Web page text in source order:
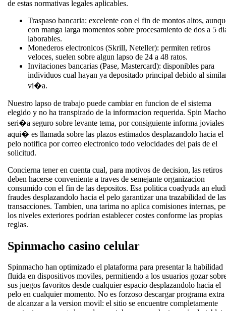
de estas normativas legales aplicables.
Traspaso bancaria: excelente con el fin de montos altos,
con manga larga momentos sobre procesamiento de dos a 5
laborables.
Monederos electronicos (Skrill, Neteller): permiten retiros
veloces, suelen sobre algun lapso de 24 a 48 ratos.
Invitaciones bancarias (Pase, Mastercard): disponibles para
individuos cual hayan ya depositado principal debido al
vi�a.
Nuestro lapso de trabajo puede cambiar en funcion de el sistema
elegido y no ha transpirado de la informacion requerida. Spin Macho
seri�a seguro sobre levante tema, por consiguiente informa joviales
aqui� es llamada sobre las plazos estimados desplazandolo hacia el
pelo notifica por correo electronico todo velocidades del pais de el
solicitud.
Concierna tener en cuenta cual, para motivos de decision, las retiros
deben hacerse conveniente a traves de semejante organizacion
consumido con el fin de las depositos. Esa politica coadyuda an
fraudes desplazandolo hacia el pelo garantizar una trazabilidad de las
transacciones. Tambien, una tarima no aplica comisiones internas,
los niveles exteriores podrian establecer costes conforme las propias
reglas.
Spinmacho casino celular
Spinmacho han optimizado el plataforma para presentar la habilidad
fluida en dispositivos moviles, permitiendo a los usuarios gozar
sus juegos favoritos desde cualquier espacio desplazandolo hacia el
pelo en cualquier momento. No es forzoso descargar programa extra
de alcanzar a la version movil: el sitio se encuentre completamente